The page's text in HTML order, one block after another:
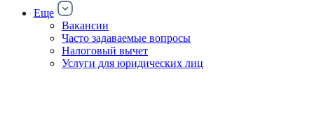
Еще
Вакансии
Часто задаваемые вопросы
Налоговый вычет
Услуги для юридических лиц